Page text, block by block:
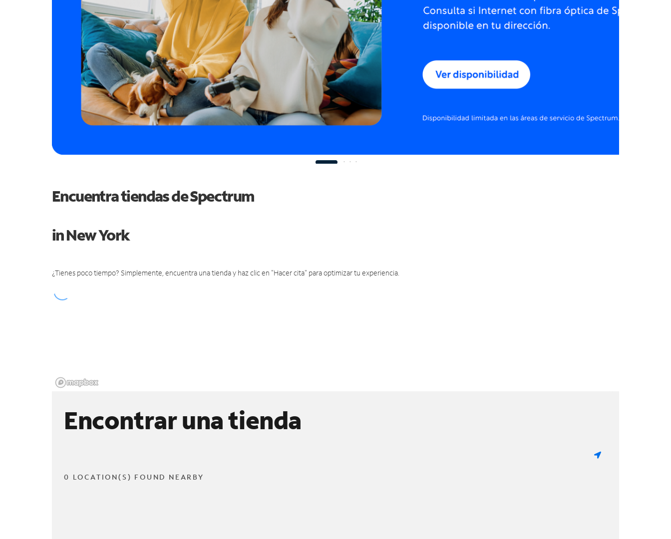
Encuentra tiendas de Spectrum
in New York
¿Tienes poco tiempo? Simplemente, encuentra una tienda y haz clic en "Hacer cita" para optimizar tu experiencia.
Encontrar una tienda
0 LOCATION(S) FOUND NEARBY